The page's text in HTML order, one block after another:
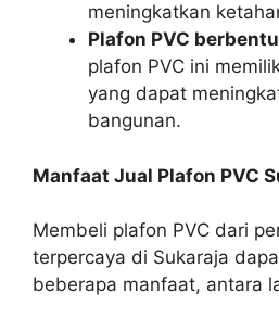
meningkatkan
Plafon PVC
plafon PVC ini
yang dapat
bangunan.
Manfaat Jual Plafon PVC
Membeli plafon PVC dari
terpercaya di Sukaraja
beberapa manfaat, antara